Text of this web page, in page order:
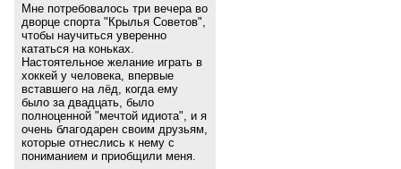
Мне потребовалось три вечера во
дворце спорта "Крылья Советов",
чтобы научиться уверенно
кататься на коньках.
Настоятельное желание играть в
хоккей у человека, впервые
вставшего на лёд, когда ему
было за двадцать, было
полноценной "мечтой идиота", и я
очень благодарен своим друзьям,
которые отнеслись к нему с
пониманием и приобщили меня.